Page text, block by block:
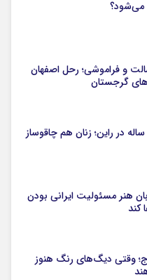
و فراموشی؛ رحل اصفهان
گرجستان
در راین؛ زنان هم چاقوساز
هنر مسئولیت ایرانی بودن
کند
وقتی دیگ‌های رنگ هنوز